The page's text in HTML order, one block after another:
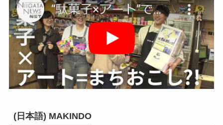
(日本語) MAKINDO